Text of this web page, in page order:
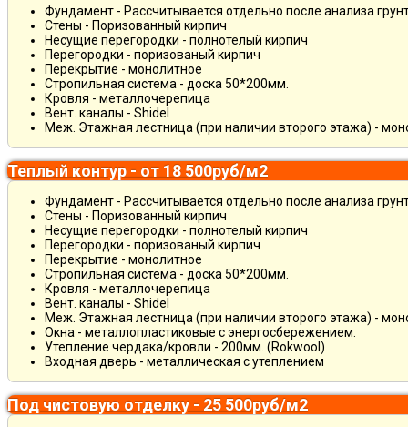
Фундамент - Рассчитывается отдельно после анализа
Стены - Поризованный кирпич
Несущие перегородки - полнотелый кирпич
Перегородки - поризованый кирпич
Перекрытие - монолитное
Стропильная система - доска 50*200мм.
Кровля - металлочерепица
Вент. каналы - Shidel
Меж. Этажная лестница (при наличии второго этажа) -
Теплый контур - от 18 500руб/м2
Фундамент - Рассчитывается отдельно после анализа
Стены - Поризованный кирпич
Несущие перегородки - полнотелый кирпич
Перегородки - поризованый кирпич
Перекрытие - монолитное
Стропильная система - доска 50*200мм.
Кровля - металлочерепица
Вент. каналы - Shidel
Меж. Этажная лестница (при наличии второго этажа) -
Окна - металлопластиковые с энергосбережением.
Утепление чердака/кровли - 200мм. (Rokwool)
Входная дверь - металлическая с утеплением
Под чистовую отделку - 25 500руб/м2